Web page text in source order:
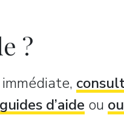
?
d’aide ou